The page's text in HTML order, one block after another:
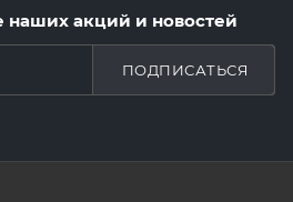
наших акций и новостей
ПОДПИСАТЬСЯ